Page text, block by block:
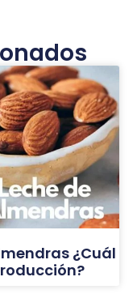
¿Cuál